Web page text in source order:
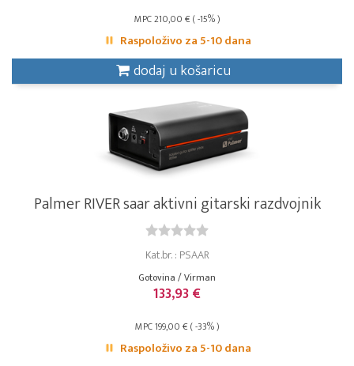
MPC 210,00 € ( -15% )
Raspoloživo za 5-10 dana
dodaj u košaricu
Palmer RIVER saar aktivni gitarski razdvojnik
Kat.br. : PSAAR
Gotovina / Virman
133,93 €
MPC 199,00 € ( -33% )
Raspoloživo za 5-10 dana